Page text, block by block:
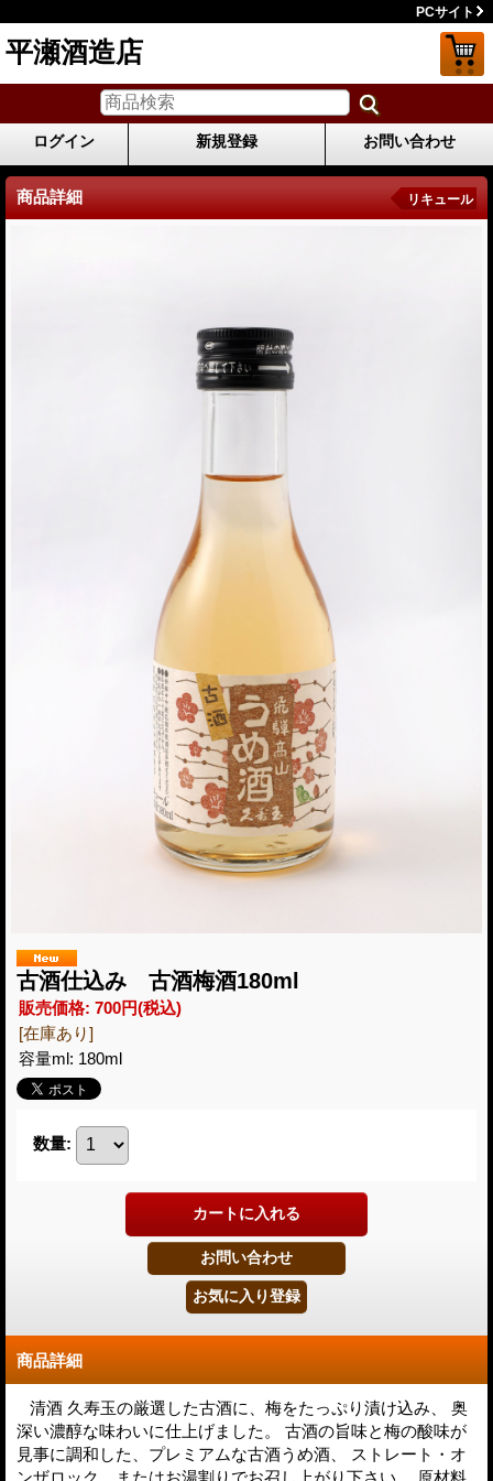
PCサイト
平瀬酒造店
ログイン 新規登録 お問い合わせ
商品詳細 リキュール
古酒仕込み 古酒梅酒180ml
販売価格: 700円(税込)
[在庫あり]
容量ml: 180ml
数量:
商品詳細
清酒 久寿玉の厳選した古酒に、梅をたっぷり漬け込み、 奥
深い濃醇な味わいに仕上げました。 古酒の旨味と梅の酸味が
見事に調和した、プレミアムな古酒うめ酒、 ストレート・オ
ンザロック、またはお湯割りでお召し上がり下さい。 原材料